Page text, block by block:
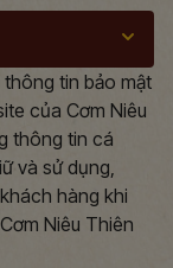
thông tin bảo mật
của Cơm Niêu
thông tin cá
và sử dụng,
hàng khi
Niêu Thiên